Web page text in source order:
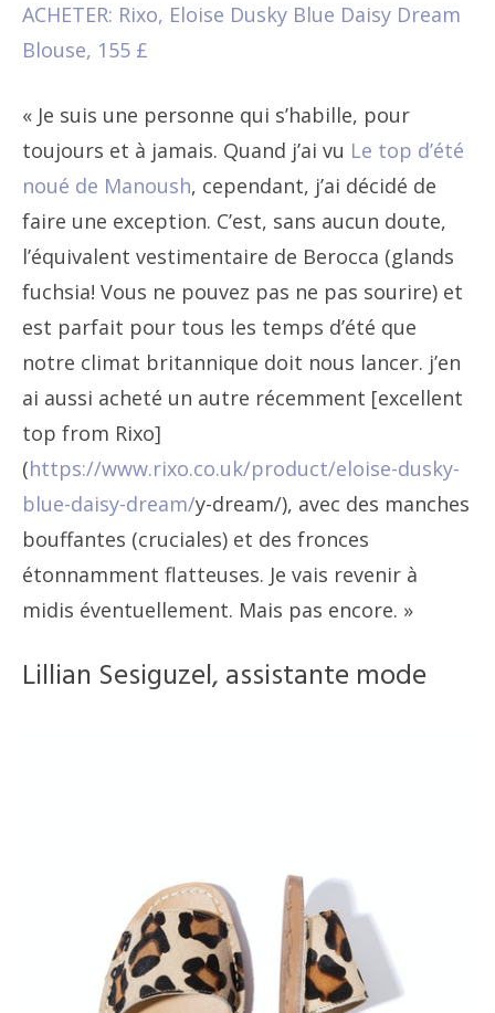
ACHETER: Rixo, Eloise Dusky Blue Daisy Dream
Blouse, 155 £
« Je suis une personne qui s’habille, pour
toujours et à jamais. Quand j’ai vu Le top d’été
noué de Manoush, cependant, j’ai décidé de
faire une exception. C’est, sans aucun doute,
l’équivalent vestimentaire de Berocca (glands
fuchsia! Vous ne pouvez pas ne pas sourire) et
est parfait pour tous les temps d’été que
notre climat britannique doit nous lancer. j’en
ai aussi acheté un autre récemment [excellent
top from Rixo]
(https://www.rixo.co.uk/product/eloise-dusky-
blue-daisy-dream/y-dream/), avec des manches
bouffantes (cruciales) et des fronces
étonnamment flatteuses. Je vais revenir à
midis éventuellement. Mais pas encore. »
Lillian Sesiguzel, assistante mode